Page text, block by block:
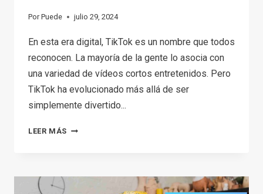
Por Puede julio 29, 2024
En esta era digital, TikTok es un nombre que todos
reconocen. La mayoría de la gente lo asocia con
una variedad de vídeos cortos entretenidos. Pero
TikTok ha evolucionado más allá de ser
simplemente divertido...
LEER MÁS ¿ES
TIENDA